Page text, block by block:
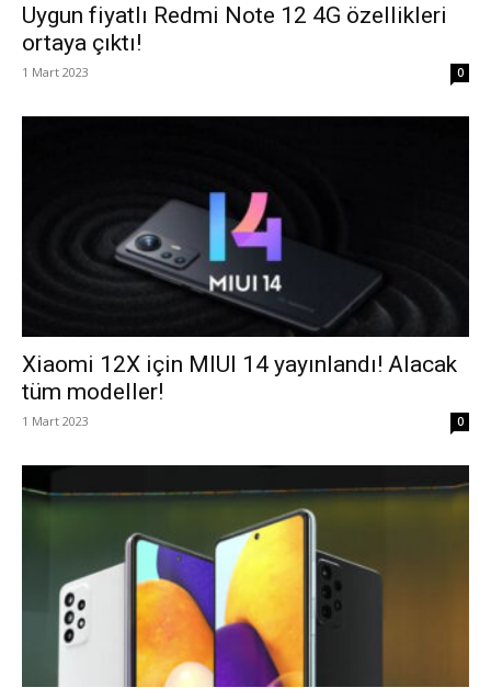
Uygun fiyatlı Redmi Note 12 4G özellikleri
ortaya çıktı!
1 Mart 2023 0
Xiaomi 12X için MIUI 14 yayınlandı! Alacak
tüm modeller!
1 Mart 2023 0